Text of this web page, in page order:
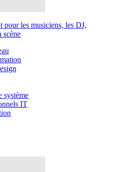
pour les musiciens, les DJ,
scène
système
IT